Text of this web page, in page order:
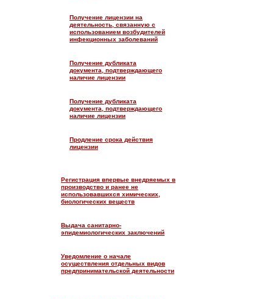
Получение лицензии на
деятельность, связанную с
использованием возбудителей
инфекционных заболеваний
Получение дубликата
документа, подтверждающего
наличие лицензии
Получение дубликата
документа, подтверждающего
наличие лицензии
Продление срока действия
лицензии
Регистрация впервые внедряемых в
производство и ранее не
использовавшихся химических,
биологических веществ
Выдача санитарно-
эпидемиологических заключений
Уведомление о начале
осуществления отдельных видов
предпринимательской деятельности